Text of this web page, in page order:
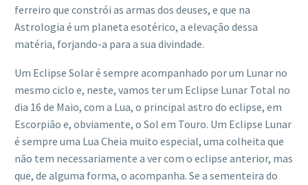
ferreiro que constrói as armas dos deuses, e que na
Astrologia é um planeta esotérico, a elevação dessa
matéria, forjando-a para a sua divindade.
Um Eclipse Solar é sempre acompanhado por um Lunar no
mesmo ciclo e, neste, vamos ter um Eclipse Lunar Total no
dia 16 de Maio, com a Lua, o principal astro do eclipse, em
Escorpião e, obviamente, o Sol em Touro. Um Eclipse Lunar
é sempre uma Lua Cheia muito especial, uma colheita que
não tem necessariamente a ver com o eclipse anterior, mas
que, de alguma forma, o acompanha. Se a sementeira do